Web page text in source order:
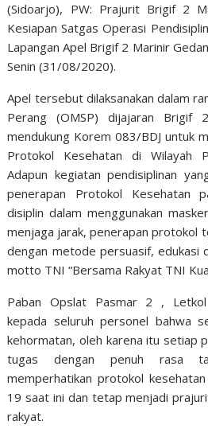
(Sidoarjo), PW: Prajurit Brigif 2
Kesiapan Satgas Operasi
Lapangan Apel Brigif 2 Marinir
Senin (31/08/2020).
Apel tersebut dilaksanakan dalam
Perang (OMSP) dijajaran Brigif
mendukung Korem 083/BDJ untuk
Protokol Kesehatan di Wilayah
Adapun kegiatan pendisiplinan
penerapan Protokol Kesehatan
disiplin dalam menggunakan
menjaga jarak, penerapan protokol
dengan metode persuasif, edukasi
motto TNI “Bersama Rakyat TNI
Paban Opslat Pasmar 2 ,
kepada seluruh personel bahwa
kehormatan, oleh karena itu setiap
tugas dengan penuh rasa
memperhatikan protokol
19 saat ini dan tetap menjadi
rakyat.